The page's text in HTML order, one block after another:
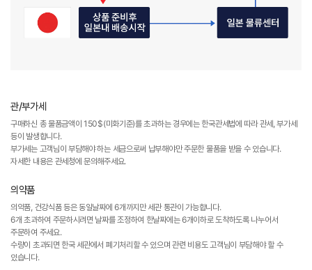
관/부가세
구매하신 총 물품금액이 150$(미화기준)를 초과하는 경우에는 한국관세법에 따라 관세, 부가세
등이 발생합니다.
부가세는 고객님이 부담해야 하는 세금으로써 납부해야만 주문한 물품을 받을 수 있습니다.
자세한 내용은 관세청에 문의해주세요.
의약품
의약품, 건강식품 등은 동일날짜에 6개까지만 세관 통관이 가능합니다.
6개 초과하여 주문하시려면 날짜를 조정하여 한날짜에는 6개이하로 도착하도록 나누어서
주문하여 주세요.
수량이 초과되면 한국 세관에서 폐기처리할 수 있으며 관련 비용도 고객님이 부담해야 할 수
있습니다.